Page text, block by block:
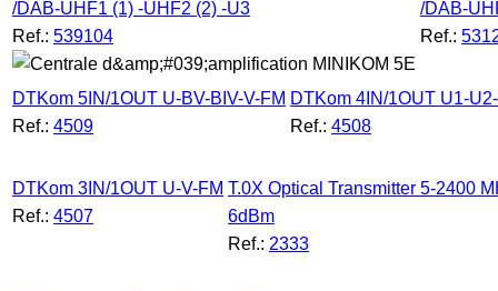
/DAB-UHF1 (1) -UHF2 (2) -U3
Ref.: 539104
/DAB-
Ref.:
DTKom 5IN/1OUT U-BV-BIV-V-FM
Ref.: 4509
DTKom 4IN/1OUT U1-
Ref.: 4508
DTKom 3IN/1OUT U-V-FM
Ref.: 4507
T.0X Optical Transmitter 5-2400
6dBm
Ref.: 2333